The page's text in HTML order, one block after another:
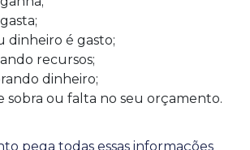
dinheiro é gasto;
recursos;
dinheiro;
sobra ou falta no seu orçamento.
pega todas essas informações